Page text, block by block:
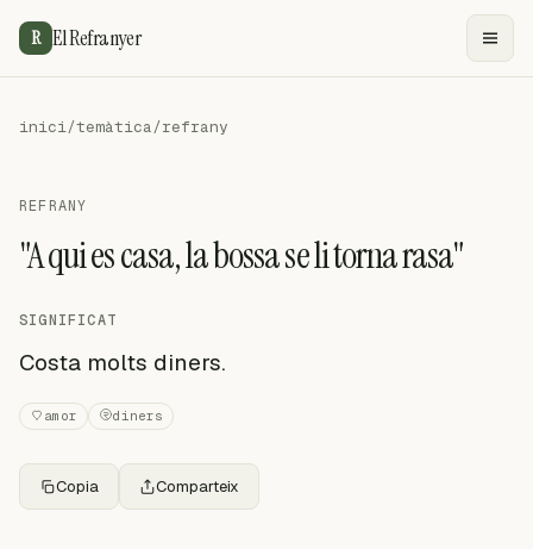
R El Refranyer
inici/temàtica/refrany
REFRANY
"A qui es casa, la bossa se li torna rasa"
SIGNIFICAT
Costa molts diners.
amor diners
Copia Comparteix